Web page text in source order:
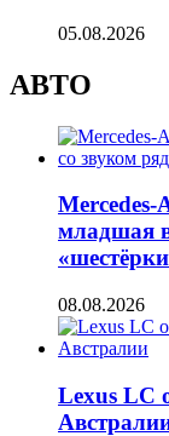
05.08.2026
АВТО
младшая
08.08.2026
Lexus LC